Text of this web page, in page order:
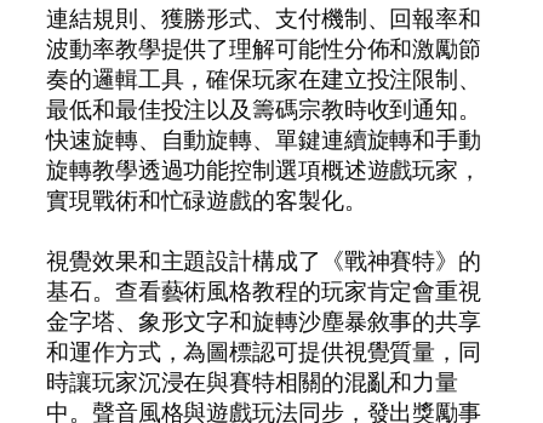
連結規則、獲勝形式、支付機制、回報率和
波動率教學提供了理解可能性分佈和激勵節
奏的邏輯工具，確保玩家在建立投注限制、
最低和最佳投注以及籌碼宗教時收到通知。
快速旋轉、自動旋轉、單鍵連續旋轉和手動
旋轉教學透過功能控制選項概述遊戲玩家，
實現戰術和忙碌遊戲的客製化。
視覺效果和主題設計構成了《戰神賽特》的
基石。查看藝術風格教程的玩家肯定會重視
金字塔、象形文字和旋轉沙塵暴敘事的共享
和運作方式，為圖標認可提供視覺質量，同
時讓玩家沉浸在與賽特相關的混亂和力量
中。聲音風格與遊戲玩法同步，發出獎勵事